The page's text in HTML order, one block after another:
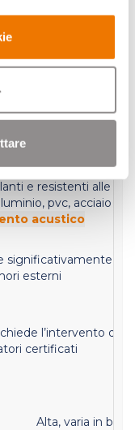
Ampia gamma di
grazie a
in acciaio,
e resistenti alle
pvc, acciaio –
acustico
significativamente i
esterni
l’intervento di
certificati
Alta, varia in